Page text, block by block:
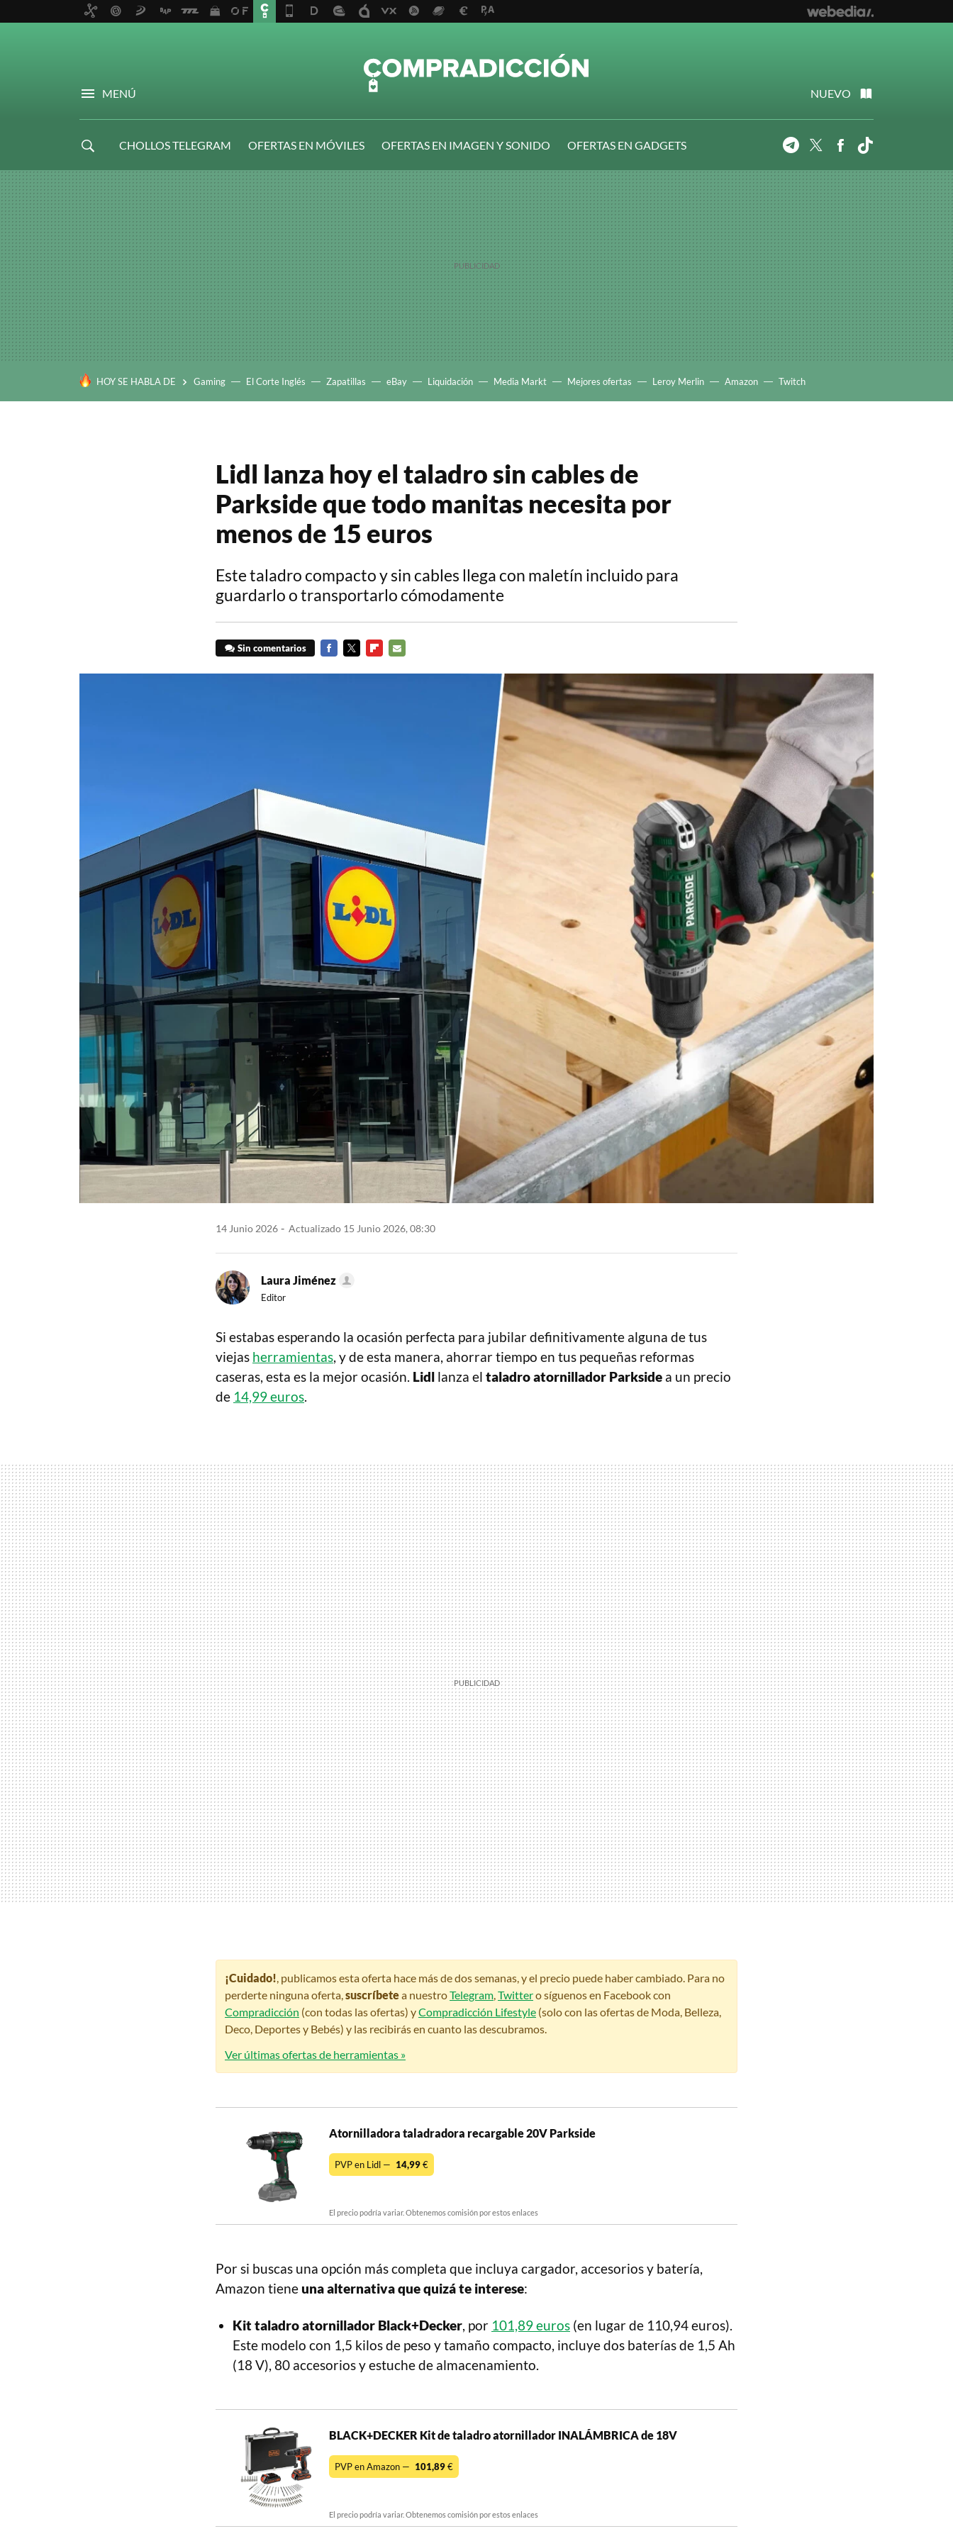
MENÚ NUEVO
CHOLLOS TELEGRAM OFERTAS EN MÓVILES OFERTAS EN IMAGEN Y SONIDO
OFERTAS EN GADGETS
TelegramTwitterFacebook
HOY SE HABLA DE Gaming El Corte Inglés Zapatillas eBay Liquidación Media Markt Mejores ofertas Leroy Merlin Amazon Twitch
Lidl lanza hoy el taladro sin cables de
Parkside que todo manitas necesita por
menos de 15 euros
Este taladro compacto y sin cables llega con maletín incluido para
guardarlo o transportarlo cómodamente
Sin comentarios
14 Junio 2026 Actualizado 15 Junio 2026, 08:30
Laura Jiménez
Editor
Si estabas esperando la ocasión perfecta para jubilar definitivamente alguna de tus
viejas herramientas, y de esta manera, ahorrar tiempo en tus pequeñas reformas
caseras, esta es la mejor ocasión. Lidl lanza el taladro atornillador Parkside a un precio
de 14,99 euros.
¡Cuidado! , publicamos esta oferta hace más de dos semanas, y el precio puede haber cambiado. Para no
perderte ninguna oferta, suscríbetea nuestroTelegram Twittero síguenos en Facebook con
Compradicción (con todas las ofertas) yCompradicción Lifestyle (solo con las ofertas de Moda, Belleza,
Deco, Deportes y Bebés) y las recibirás en cuanto las descubramos.
Ver últimas ofertas de herramientas »
Atornilladora taladradora recargable 20V Parkside
PVP en Lidl — 14,99€
El precio podría variar. Obtenemos comisión por estos enlaces
Por si buscas una opción más completa que incluya cargador, accesorios y batería,
Amazon tiene una alternativa que quizá te interese:
Kit taladro atornillador Black+Decker, por 101,89 euros (en lugar de 110,94 euros).
Este modelo con 1,5 kilos de peso y tamaño compacto, incluye dos baterías de 1,5 Ah
(18 V), 80 accesorios y estuche de almacenamiento.
BLACK+DECKER Kit de taladro atornillador INALÁMBRICA de 18V
PVP en Amazon — 101,89€
El precio podría variar. Obtenemos comisión por estos enlaces